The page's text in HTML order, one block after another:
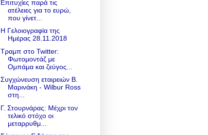
Επιτυχίες παρά τις
ατέλειες για το ευρώ,
που γίνετ...
Η Γελοιογραφία της
Ημέρας 28.11.2018
Τραμπ στο Twitter:
Φωτομοντάζ με
Ομπάμα και ζεύγος...
Συγχώνευση εταιρειών Β.
Μαρινάκη - Wilbur Ross
στη...
Γ. Στουρνάρας: Μέχρι τον
τελικό στόχο οι
μεταρρυθμ...